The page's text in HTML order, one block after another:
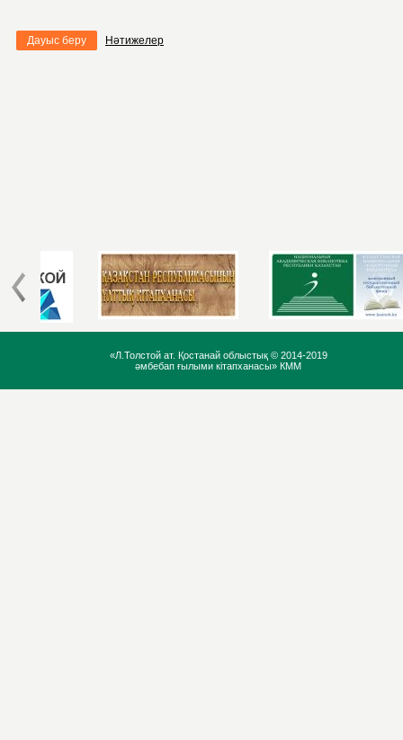
Дауыс беру Нәтижелер
«Л.Толстой ат. Қостанай облыстық © 2014-2019
әмбебап ғылыми кітапханасы» КММ